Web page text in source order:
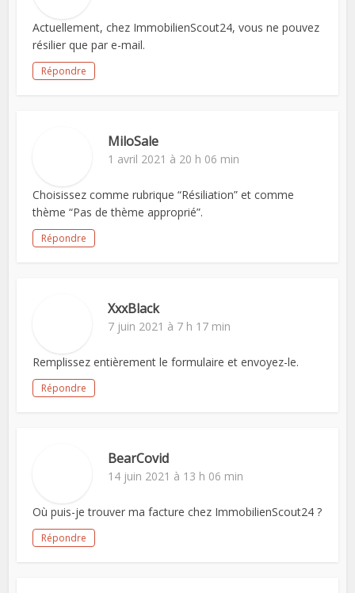
Actuellement, chez ImmobilienScout24, vous ne pouvez
résilier que par e-mail.
Répondre
MiloSale
1 avril 2021 à 20 h 06 min
Choisissez comme rubrique “Résiliation” et comme
thème “Pas de thème approprié”.
Répondre
XxxBlack
7 juin 2021 à 7 h 17 min
Remplissez entièrement le formulaire et envoyez-le.
Répondre
BearCovid
14 juin 2021 à 13 h 06 min
Où puis-je trouver ma facture chez ImmobilienScout24 ?
Répondre